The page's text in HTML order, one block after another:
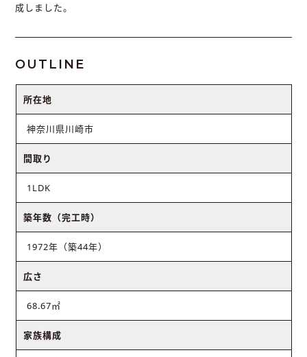
成しました。
OUTLINE
所在地
神奈川県川崎市
間取り
1LDK
築年数（完工時）
1972年（築44年）
広さ
68.67㎡
家族構成